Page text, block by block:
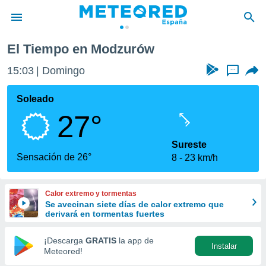
de
por
que se
calidad.
a este
las
y
forma
digital
basada
El Tiempo en Modzurów
15:03 Domingo ...
Soleado
27°
Sensación de 26°
Sureste
8
23 km/h
Calor extremo y tormentas
Se avecinan siete días de calor extremo que
derivará en tormentas fuertes
¡Descarga GRATIS la app de
Meteored!
Instalar